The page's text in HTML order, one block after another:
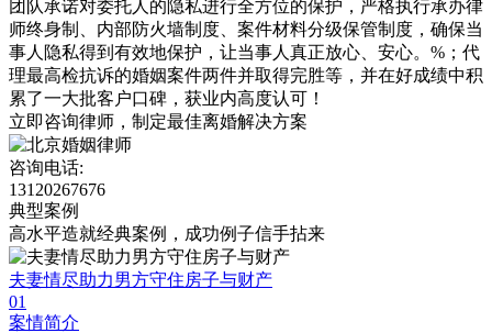
团队承诺对委托人的隐私进行全方位的保护，严格执行承办律
师终身制、内部防火墙制度、案件材料分级保管制度，确保当
事人隐私得到有效地保护，让当事人真正放心、安心。%；代
理最高检抗诉的婚姻案件两件并取得完胜等，并在好成绩中积
累了一大批客户口碑，获业内高度认可！
立即咨询律师， 制定最佳离婚解决方案
咨询电话:
13120267676
典型案例
高水平造就经典案例，成功例子信手拈来
夫妻情尽助力男方守住房子与财产
01
案情简介